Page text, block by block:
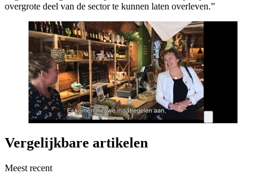
overgrote deel van de sector te kunnen laten overleven.”
Vergelijkbare artikelen
Meest recent